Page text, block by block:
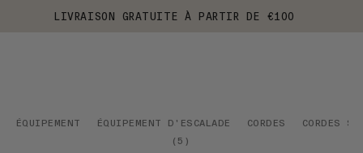
LIVRAISON GRATUITE À PARTIR DE €100
ÉQUIPEMENT ÉQUIPEMENT D'ESCALADE CORDES
CORDES
( 5 )